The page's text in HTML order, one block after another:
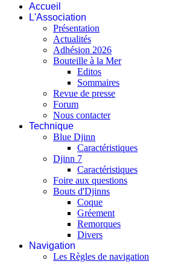
Accueil
L'Association
Présentation
Actualités
Adhésion 2026
Bouteille à la Mer
Editos
Sommaires
Revue de presse
Forum
Nous contacter
Technique
Blue Djinn
Caractéristiques
Djinn 7
Caractéristiques
Foire aux questions
Bouts d'Djinns
Coque
Gréement
Remorques
Divers
Navigation
Les Règles de navigation